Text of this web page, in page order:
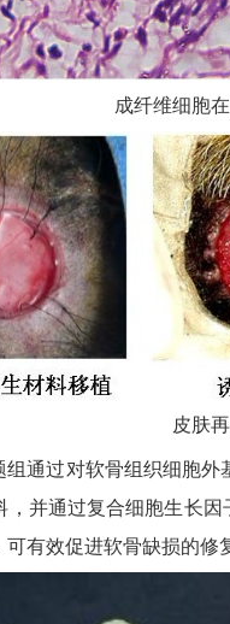
成纤维细胞
皮肤
过对软骨组织细胞外
，并通过复合细胞生长
有效促进软骨缺损的修